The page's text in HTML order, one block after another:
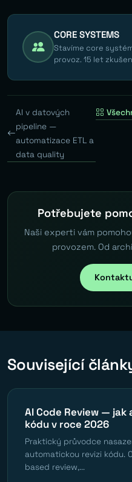
CORE SYSTEMS
Stavíme core
provoz. 15 let
AI v datových
pipeline —
automatizace ETL a
data quality
Potřebujete
Naši experti vám
provozem. Od
Související
AI Code Review —
kódu v roce 2026
Praktický průvodce
automatickou revizi kódu.
based review,...